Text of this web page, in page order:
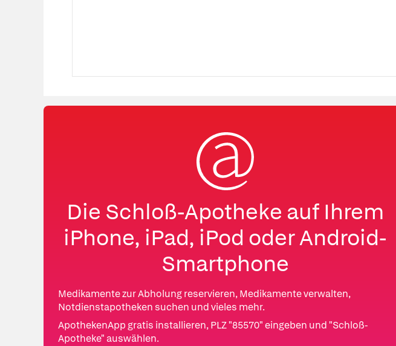
Die Schloß-Apotheke auf Ihrem
iPhone, iPad, iPod oder Android-
Smartphone
Medikamente zur Abholung reservieren, Medikamente verwalten,
Notdienstapotheken suchen und vieles mehr.
ApothekenApp gratis installieren, PLZ "85570" eingeben und "Schloß-
Apotheke" auswählen.